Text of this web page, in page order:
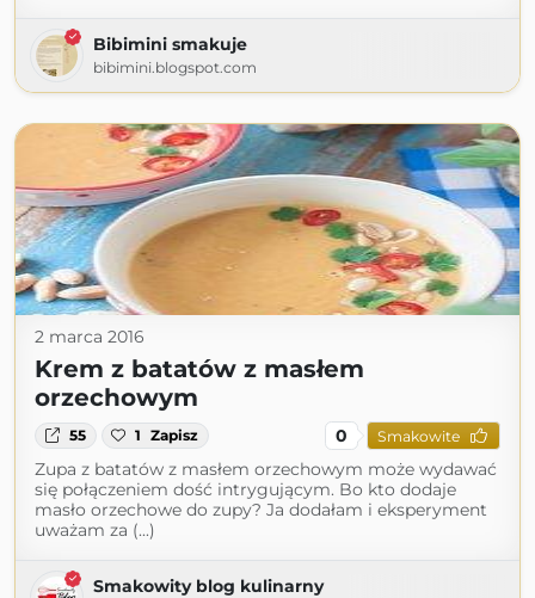
Bibimini smakuje
bibimini.blogspot.com
2 marca 2016
Krem z batatów z masłem
orzechowym
55 1 Zapisz 0 Smakowite
Zupa z batatów z masłem orzechowym może wydawać
się połączeniem dość intrygującym. Bo kto dodaje
masło orzechowe do zupy? Ja dodałam i eksperyment
uważam za (...)
Smakowity blog kulinarny